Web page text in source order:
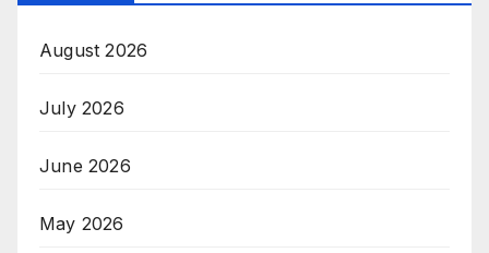
August 2026
July 2026
June 2026
May 2026